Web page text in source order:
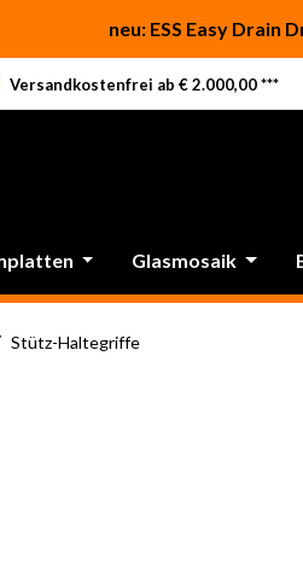
neu: ESS Easy Drain
Versandkostenfrei ab € 2.000,00 ***
Glasmosaik
Stütz-Haltegriffe